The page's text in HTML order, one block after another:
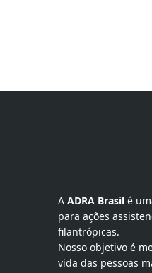
A ADRA Brasil é
para ações
filantrópicas.
Nosso objetivo é
vida das pessoas